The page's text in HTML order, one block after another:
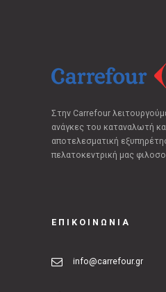
Στην Carrefour
ανάγκες του καταναλωτή
αποτελεσματική
πελατοκεντρική μας
ΕΠΙΚΟΙΝΩΝΙΑ
info@carrefour.gr